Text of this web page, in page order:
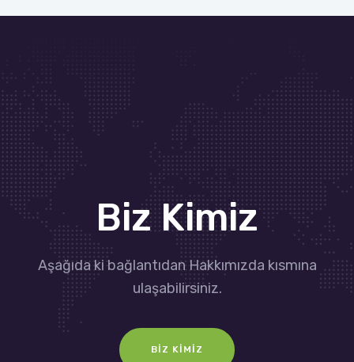
Biz Kimiz
Aşağıda ki bağlantıdan Hakkımızda kısmına
ulaşabilirsiniz.
BIZ KIMIZ